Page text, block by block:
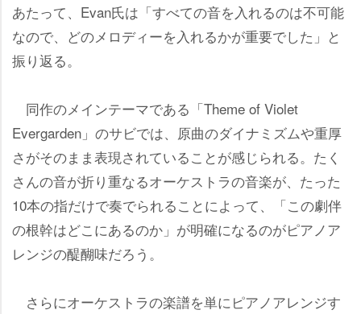
あたって、Evan氏は「すべての音を入れるのは不可能
なので、どのメロディーを入れるかが重要でした」と
振り返る。
同作のメインテーマである「Theme of Violet
Evergarden」のサビでは、原曲のダイナミズムや重厚
さがそのまま表現されていることが感じられる。たく
さんの音が折り重なるオーケストラの音楽が、たった
10本の指だけで奏でられることによって、「この劇伴
の根幹はどこにあるのか」が明確になるのがピアノア
レンジの醍醐味だろう。
さらにオーケストラの楽譜を単にピアノアレンジす